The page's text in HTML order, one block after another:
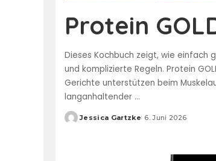
Protein
Dieses Kochbuch zeigt, wie einfach
und komplizierte Regeln. Protein
Gerichte unterstützen beim
langanhaltender ...
Posted
Jessica Gartzke 6. Juni 2026